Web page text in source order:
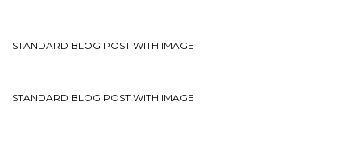
STANDARD BLOG POST WITH IMAGE
STANDARD BLOG POST WITH IMAGE